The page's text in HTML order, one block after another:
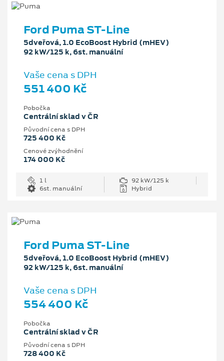
Ford Puma ST-Line
5dveřová, 1.0 EcoBoost Hybrid (mHEV)
92 kW/125 k, 6st. manuální
Vaše cena s DPH
551 400 Kč
Pobočka
Centrální sklad v ČR
Původní cena s DPH
725 400 Kč
Cenové zvýhodnění
174 000 Kč
1 l
92 kW/125 k
6st. manuální
Hybrid
Ford Puma ST-Line
5dveřová, 1.0 EcoBoost Hybrid (mHEV)
92 kW/125 k, 6st. manuální
Vaše cena s DPH
554 400 Kč
Pobočka
Centrální sklad v ČR
Původní cena s DPH
728 400 Kč